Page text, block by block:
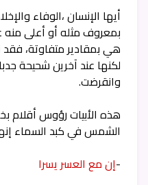
أيها الإنسان ،الوفاء
بمعروف مثله أو أعلى
هي بمقادير متفاوتة،
لكنها عند آخرين شحيحة
وانقرضت.
هذه الأبيات رؤوس
الشمس في كبد السماء
-إن مع العسر يسرا